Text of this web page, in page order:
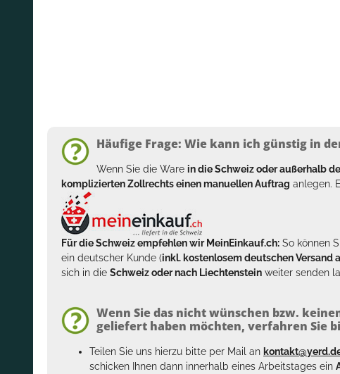
Häufige Frage: Wie kann ich günstig in
Wenn Sie die Ware in die Schweiz oder außerhalb
komplizierten Zollrechts einen manuellen Auftrag anlegen.
Für die Schweiz empfehlen wir MeinEinkauf.ch: So können
ein deutscher Kunde (inkl. kostenlosem deutschen Versand
sich in die Schweiz oder nach Liechtenstein weiter senden
Wenn Sie das nicht wünschen bzw.
geliefert haben möchten, verfahren Sie
Teilen Sie uns hierzu bitte per Mail an
schicken Ihnen dann innerhalb eines Arbeitstages ein